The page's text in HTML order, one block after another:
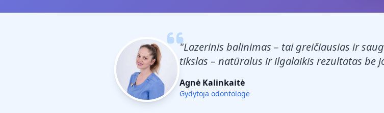
"Lazerinis balinimas – tai greičiausias ir
tikslas – natūralus ir ilgalaikis rezultatas be
Agnė Kalinkaitė
Gydytoja odontologė